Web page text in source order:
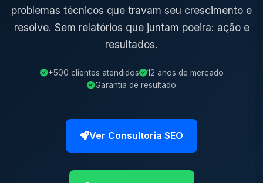
problemas técnicos que travam seu crescimento e
resolve. Sem relatórios que juntam poeira: ação e
resultados.
+500 clientes atendidos
12 anos de mercado
Garantia de resultado
Ver Consultoria SEO